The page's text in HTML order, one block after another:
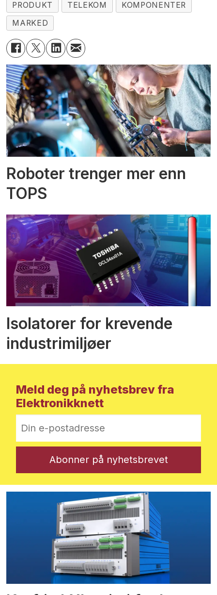
PRODUKT TELEKOM
KOMPONENTER
MARKED
Roboter trenger mer enn
TOPS
Isolatorer for krevende
industrimiljøer
Meld deg på nyhetsbrev fra
Elektronikknett